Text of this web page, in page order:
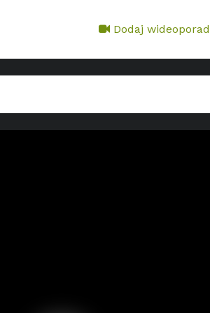
Dodaj